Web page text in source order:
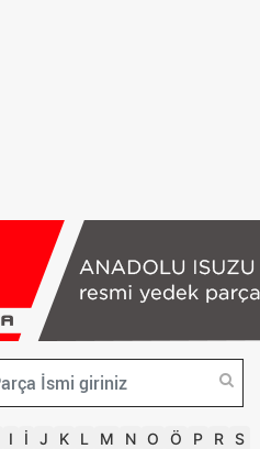
I İ J K L M N O Ö P R S